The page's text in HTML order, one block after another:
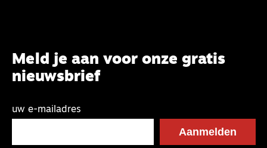
Meld je aan voor onze gratis
nieuwsbrief
uw e-mailadres